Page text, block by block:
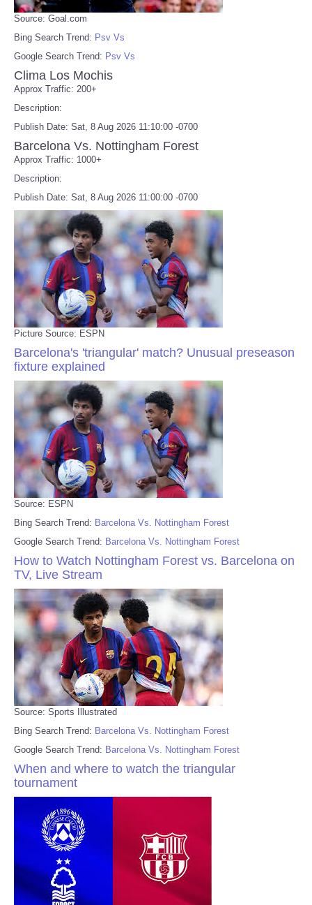
Source: Goal.com
Bing Search Trend: Psv Vs
Google Search Trend: Psv Vs
Clima Los Mochis
Approx Traffic: 200+
Description:
Publish Date: Sat, 8 Aug 2026 11:10:00 -0700
Barcelona Vs. Nottingham Forest
Approx Traffic: 1000+
Description:
Publish Date: Sat, 8 Aug 2026 11:00:00 -0700
Picture Source: ESPN
Barcelona's 'triangular' match? Unusual preseason
fixture explained
Source: ESPN
Bing Search Trend: Barcelona Vs. Nottingham Forest
Google Search Trend: Barcelona Vs. Nottingham Forest
How to Watch Nottingham Forest vs. Barcelona on
TV, Live Stream
Source: Sports Illustrated
Bing Search Trend: Barcelona Vs. Nottingham Forest
Google Search Trend: Barcelona Vs. Nottingham Forest
When and where to watch the triangular
tournament